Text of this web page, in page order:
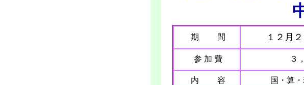
中学校体験
期 間 １２月
参 加 費 ３
内 容 国・算